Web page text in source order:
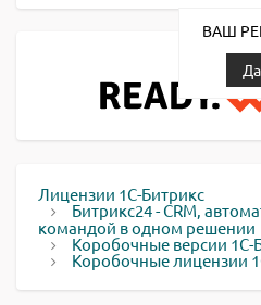
ВАШ
Да
Лицензии 1С-Битрикс
Битрикс24 - CRM,
командой в одном решении
Коробочные версии 1С-
Коробочные лицензии